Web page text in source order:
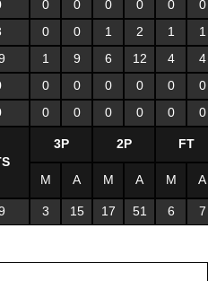
0 0 0 0 0
0
0 0 1 2 1
1
1 9 6 12 4
4
0 0 0 0 0
0
0 0 0 0 0 0
3P 2P FT
M A M A M A
3 15 17 51 6 7